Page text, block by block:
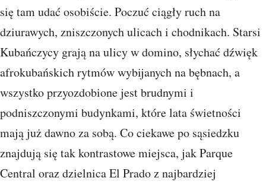
się tam udać osobiście. Poczuć ciągły ruch na
dziurawych, zniszczonych ulicach i chodnikach. Starsi
Kubańczycy grają na ulicy w domino, słychać dźwięk
afrokubańskich rytmów wybijanych na bębnach, a
wszystko przyozdobione jest brudnymi i
podniszczonymi budynkami, które lata świetności
mają już dawno za sobą. Co ciekawe po sąsiedzku
znajdują się tak kontrastowe miejsca, jak Parque
Central oraz dzielnica El Prado z najbardziej